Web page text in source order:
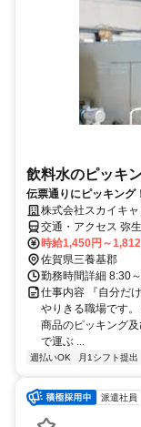
飲料水のピッキ
伝票通りにピッキング！
株式会社スカイキ
交通・アクセス 弥
時給1,450円～
佐賀県三養基郡
勤務時間詳細 8:30
仕事内容 『自分だ
やりきる職場です
商品のピッキング
で運ぶ ...
週払いOK 月1シフト提出
派遣社員